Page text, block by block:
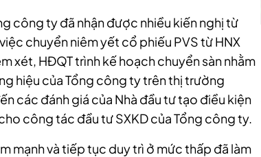
công ty đã nhận được nhiều kiến nghị từ
chuyển niêm yết cổ phiếu PVS từ HNX
xét, HĐQT trình kế hoạch chuyển sàn nhằm
hiệu của Tổng công ty trên thị trường
các đánh giá của Nhà đầu tư tạo điều kiện
công tác đầu tư SXKD của Tổng công ty.
mạnh và tiếp tục duy trì ở mức thấp đã làm